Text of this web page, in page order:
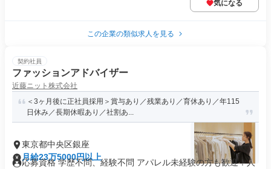
気になる
この企業の類似求人を見る
契約社員
ファッションアドバイザー
近藤ニット株式会社
＜3ヶ月後に正社員採用＞賞与あり／残業あり／育休あり／年115
日休み／長期休暇あり／社割あ...
東京都中央区銀座
月給23万5000円以上
応募資格 学歴不問、経験不問 アパレル未経験の方も歓迎！人